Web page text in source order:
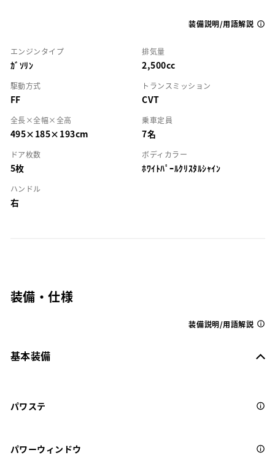
装備説明/用語解説
エンジンタイプ
ｶﾞｿﾘﾝ
排気量
2,500cc
駆動方式
FF
トランスミッション
CVT
全長×全幅×全高
495×185×193cm
乗車定員
7名
ドア枚数
5枚
ボディカラー
ﾎﾜｲﾄﾊﾟｰﾙｸﾘｽﾀﾙｼｬｲﾝ
ハンドル
右
装備・仕様
装備説明/用語解説
基本装備
パワステ
パワーウィンドウ